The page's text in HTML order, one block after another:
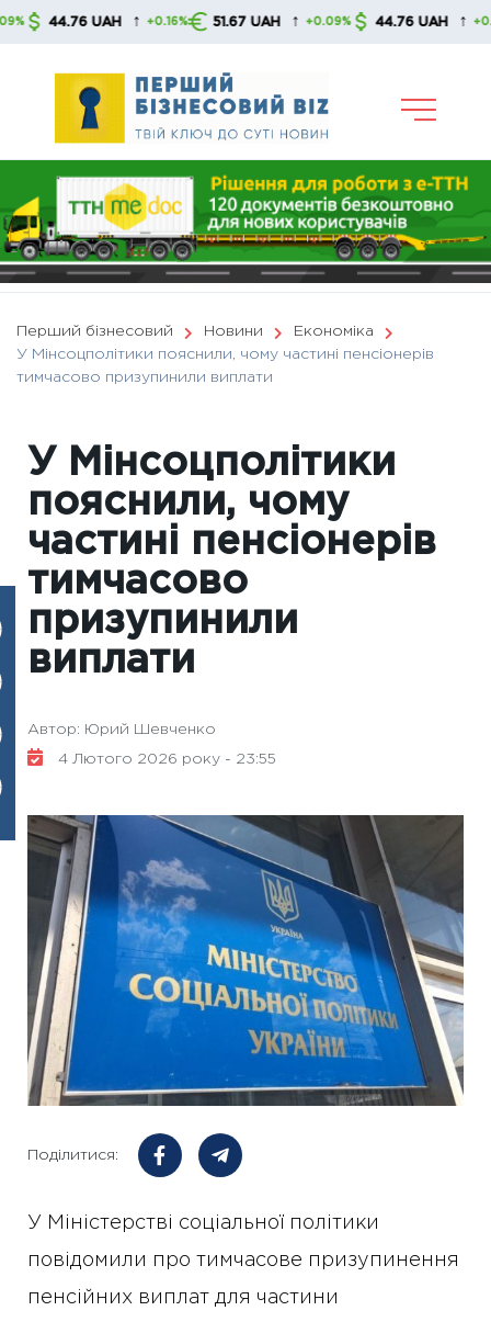
Skip
44.76 UAH ↑ +0.16% 51.67 UAH ↑ +0.09% 44.76 UAH ↑ +0.16%
Перший бізнесовий Новини
Економіка
У Мінсоцполітики пояснили, чому частині пенсіонерів
тимчасово призупинили виплати
У Мінсоцполітики
пояснили, чому
частині пенсіонерів
тимчасово
призупинили
виплати
Автор: Юрий Шевченко
4 Лютого 2026 року - 23:55
Поділитися:
У Міністерстві соціальної політики
повідомили про тимчасове призупинення
пенсійних виплат для частини